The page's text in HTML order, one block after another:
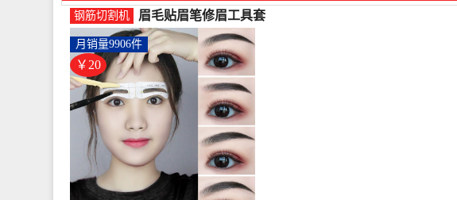
钢筋切割机
眉毛贴眉笔修眉工具套
装眉卡画眉神器女初学
者定型眉贴-钢筋切割工
具(丝毕丽旗舰店仅售
19.8元)
￥20
月销量9906件